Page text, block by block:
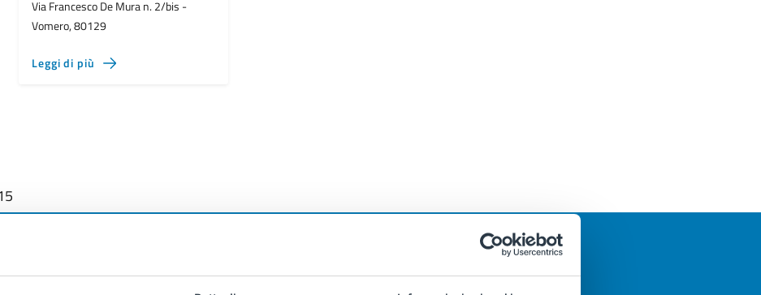
Via Francesco De Mura n. 2/bis -
Vomero, 80129
Leggi di più